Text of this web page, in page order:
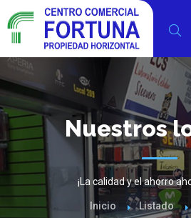
Nuestros
¡La calidad y el ahorro
Inicio Listado